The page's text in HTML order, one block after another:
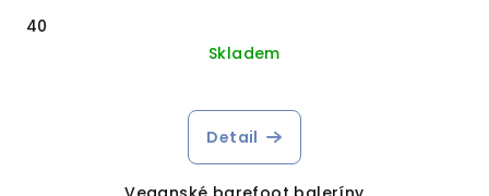
40
Skladem
Detail